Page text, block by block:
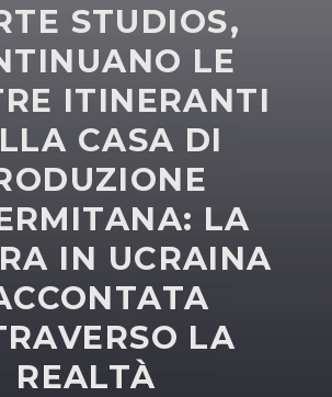
STUDIOS,
LE
ITINERANTI
CASA DI
LA
IN UCRAINA
LA
REALTÀ